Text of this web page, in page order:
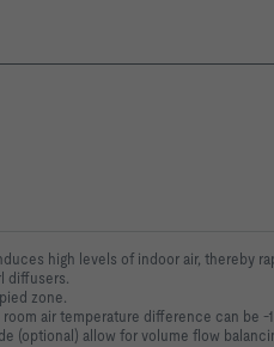
high levels of indoor air, thereby
diffusers.
zone.
air temperature difference can be -
(optional) allow for volume flow